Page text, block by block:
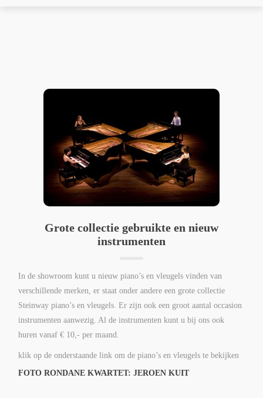
Grote collectie gebruikte en nieuw
instrumenten
In de showroom kunt u nieuw piano’s en vleugels vinden van
verschillende merken, er staat onder andere een grote collectie
Steinway piano’s en vleugels. Er zijn ook een groot aantal occasion
instrumenten aanwezig. Al de instrumenten kunt u bij ons ook
huren vanaf € 10,- per maand.
klik op de onderstaande link om de piano’s en vleugels te bekijken
FOTO RONDANE KWARTET: JEROEN KUIT